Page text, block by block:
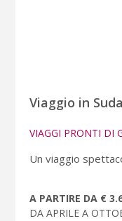
Viaggio in
VIAGGI PRONTI DI
Un viaggio
A PARTIRE DA €
DA APRILE A